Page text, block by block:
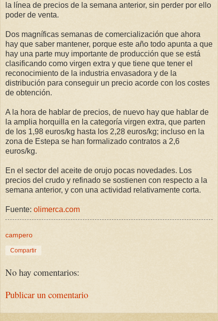
la línea de precios de la semana anterior, sin perder por ello
poder de venta.
Dos magníficas semanas de comercialización que ahora
hay que saber mantener, porque este año todo apunta a que
hay una parte muy importante de producción que se está
clasificando como virgen extra y que tiene que tener el
reconocimiento de la industria envasadora y de la
distribución para conseguir un precio acorde con los costes
de obtención.
A la hora de hablar de precios, de nuevo hay que hablar de
la amplia horquilla en la categoría virgen extra, que parten
de los 1,98 euros/kg hasta los 2,28 euros/kg; incluso en la
zona de Estepa se han formalizado contratos a 2,6
euros/kg.
En el sector del aceite de orujo pocas novedades. Los
precios del crudo y refinado se sostienen con respecto a la
semana anterior, y con una actividad relativamente corta.
Fuente: olimerca.com
campero
Compartir
No hay comentarios:
Publicar un comentario